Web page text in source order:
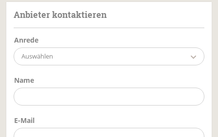
Anbieter kontaktieren
Anrede
Auswählen
Name
E-Mail